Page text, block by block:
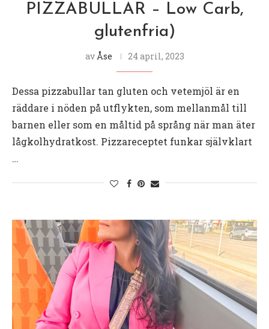
PIZZABULLAR – Low Carb,
glutenfria)
av Åse 24 april, 2023
Dessa pizzabullar tan gluten och vetemjöl är en
räddare i nöden på utflykten, som mellanmål till
barnen eller som en måltid på språng när man äter
lågkolhydratkost. Pizzareceptet funkar självklart
…